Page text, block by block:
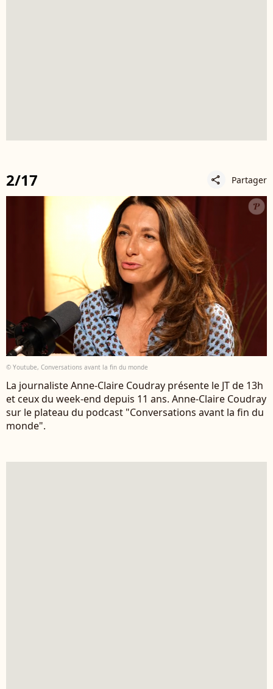
2/17 share Partager
© Youtube, Conversations avant la fin du monde
La journaliste Anne-Claire Coudray présente le JT de 13h
et ceux du week-end depuis 11 ans. Anne-Claire Coudray
sur le plateau du podcast "Conversations avant la fin du
monde".